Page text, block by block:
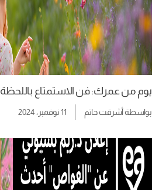
يوم من عمرك: فن الاستمتاع باللحظة
بواسطةأشرقت حاتم 11 نوفمبر، 2024